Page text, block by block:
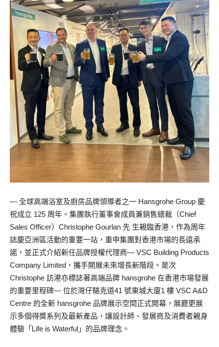
— 全球高端浴室及廚房品牌領導者之一 Hansgrohe Group 慶
祝成立 125 周年。集團執行董事會成員兼銷售總裁（Chief
Sales Officer）Christophe Gourlan 先 生親臨香港，作為周年
誌慶亞洲區活動的重要一站，重申集團對香港市場的長遠承
諾，並正式介紹新任品牌授權代理商— VSC Building Products
Company Limited，攜手開展未來增長新階段。是次
Christophe 訪港亦標誌著高端品牌 hansgrohe 在香港市場發展
的重要里程碑— 位於灣仔駱克道41 號東城大廈1 樓 VSC A&D
Centre 的全新 hansgrohe 品牌展示空間正式開幕，展廳更展
示多個得獎系列及最新產品，讓設計師、發展商及消費者親身
體驗「Life is Waterful」的品牌理念。